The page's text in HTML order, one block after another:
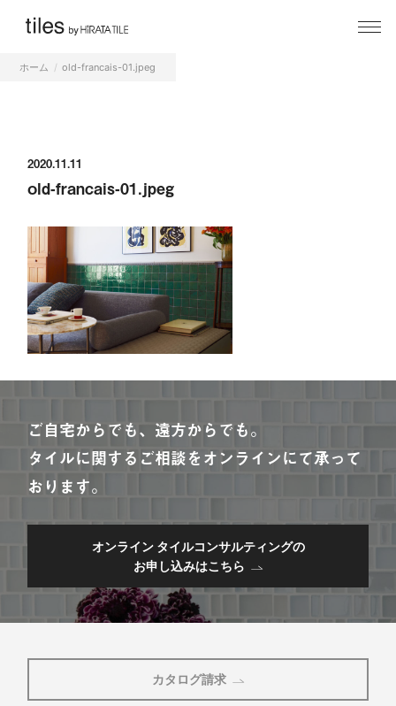
ホーム old-francais-01.jpeg
2020.11.11
old-francais-01.jpeg
ご自宅からでも、遠方からでも。
タイルに関するご相談をオンラインにて承って
おります。
オンライン タイルコンサルティングの
お申し込みはこちら
カタログ請求